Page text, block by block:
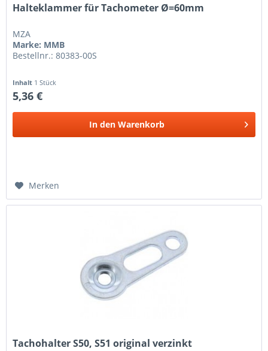
Halteklammer für Tachometer Ø=60mm
MZA
Marke: MMB
Bestellnr.: 80383-00S
Inhalt 1 Stück
5,36 €
In den Warenkorb
Merken
Tachohalter S50, S51 original verzinkt